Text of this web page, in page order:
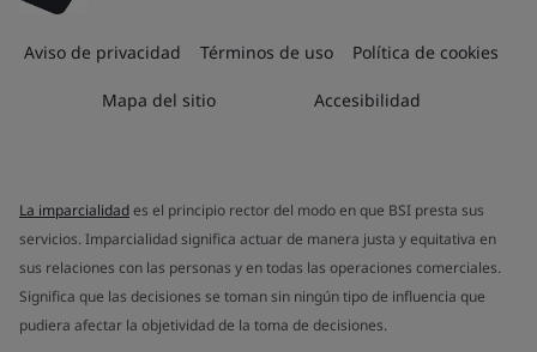
Aviso de privacidad Términos de uso Política de cookies
Mapa del sitio Accesibilidad
La imparcialidades el principio rector del modo en que BSI presta sus
servicios. Imparcialidad significa actuar de manera justa y equitativa en
sus relaciones con las personas y en todas las operaciones comerciales.
Significa que las decisiones se toman sin ningún tipo de influencia que
pudiera afectar la objetividad de la toma de decisiones.